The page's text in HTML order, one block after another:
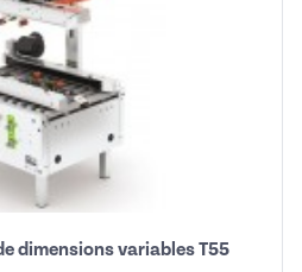
dimensions variables T55